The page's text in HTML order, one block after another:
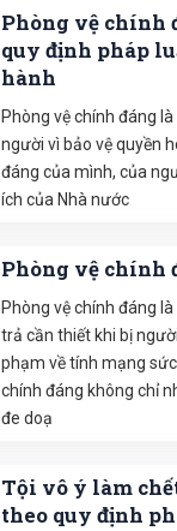
Phòng vệ chính
quy định pháp
hành
Phòng vệ chính đáng
người vì bảo vệ quyền
đáng của mình, của
ích của Nhà nước
Phòng vệ chính
Phòng vệ chính đáng
trả cần thiết khi bị
phạm về tính mạng
chính đáng không chỉ
đe doạ
Tội vô ý làm
theo quy định